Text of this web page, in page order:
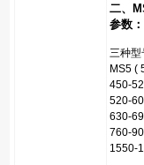
二、
参数：
三种型
MS5 (
450-
520-
630-
760-
1550-